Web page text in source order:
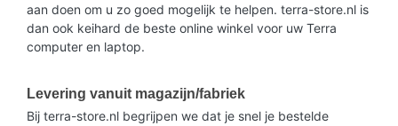
aan doen om u zo goed mogelijk te helpen. terra-store.nl is
dan ook keihard de beste online winkel voor uw Terra
computer en laptop.
Levering vanuit magazijn/fabriek
Bij terra-store.nl begrijpen we dat je snel je bestelde